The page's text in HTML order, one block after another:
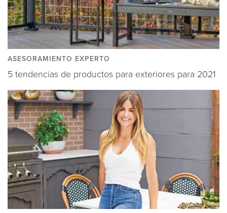
ASESORAMIENTO EXPERTO
5 tendencias de productos para exteriores para 2021